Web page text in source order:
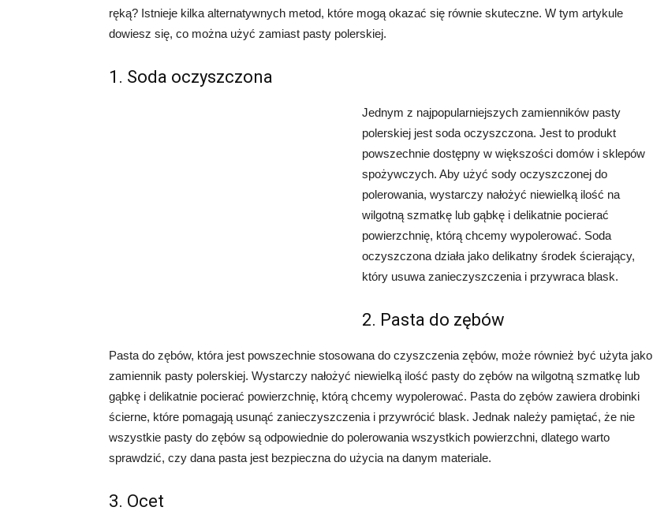
ręką? Istnieje kilka alternatywnych metod, które mogą okazać się równie skuteczne. W tym artykule
dowiesz się, co można użyć zamiast pasty polerskiej.
1. Soda oczyszczona
Jednym z najpopularniejszych zamienników pasty
polerskiej jest soda oczyszczona. Jest to produkt
powszechnie dostępny w większości domów i sklepów
spożywczych. Aby użyć sody oczyszczonej do
polerowania, wystarczy nałożyć niewielką ilość na
wilgotną szmatkę lub gąbkę i delikatnie pocierać
powierzchnię, którą chcemy wypolerować. Soda
oczyszczona działa jako delikatny środek ścierający,
który usuwa zanieczyszczenia i przywraca blask.
2. Pasta do zębów
Pasta do zębów, która jest powszechnie stosowana do czyszczenia zębów, może również być użyta jako
zamiennik pasty polerskiej. Wystarczy nałożyć niewielką ilość pasty do zębów na wilgotną szmatkę lub
gąbkę i delikatnie pocierać powierzchnię, którą chcemy wypolerować. Pasta do zębów zawiera drobinki
ścierne, które pomagają usunąć zanieczyszczenia i przywrócić blask. Jednak należy pamiętać, że nie
wszystkie pasty do zębów są odpowiednie do polerowania wszystkich powierzchni, dlatego warto
sprawdzić, czy dana pasta jest bezpieczna do użycia na danym materiale.
3. Ocet